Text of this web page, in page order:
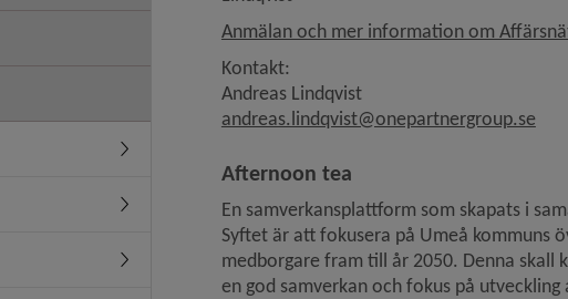
Undermeny för Mark och lokaler
Undermeny för Tillstånd, regler och tillsyn
Undermeny för Upphandling och inköp
Anmälan och mer information om
Kontakt:
Andreas Lindqvist
andreas.lindqvist@onepartnergroup.se
Afternoon tea
En samverkansplattform som skapats i
Syftet är att fokusera på Umeå kommuns
medborgare fram till år 2050. Denna
en god samverkan och fokus på